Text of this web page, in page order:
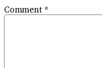
Comment *